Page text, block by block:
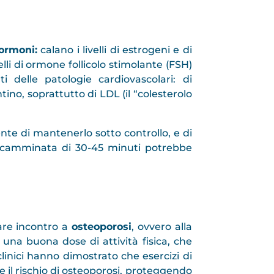
calano i livelli di estrogeni e di
di ormone follicolo stimolante (FSH)
patologie cardiovascolari: di
soprattutto di LDL (il “colesterolo
di mantenerlo sotto controllo, e di
di 30-45 minuti potrebbe
incontro aosteoporosi, ovvero alla
buona dose di attività fisica, che
hanno dimostrato che esercizi di
il rischio di osteoporosi, proteggendo